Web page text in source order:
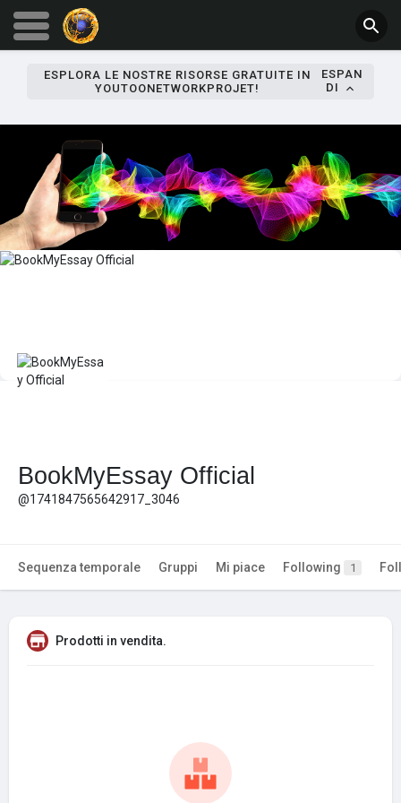
ESPLORA LE NOSTRE RISORSE GRATUITE IN
YOUTOONETWORKPROJET!
ESPAN
DI
BookMyEssay Official
@1741847565642917_3046
Sequenza temporale Gruppi Mi piace Following 1
Prodotti in vendita.